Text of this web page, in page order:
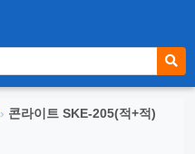
› 콘라이트 SKE-205(적+적)